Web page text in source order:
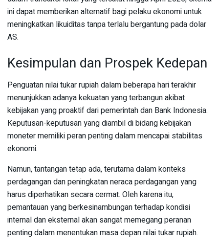
ini dapat memberikan alternatif bagi pelaku ekonomi untuk
meningkatkan likuiditas tanpa terlalu bergantung pada dolar
AS.
Kesimpulan dan Prospek Kedepan
Penguatan nilai tukar rupiah dalam beberapa hari terakhir
menunjukkan adanya kekuatan yang terbangun akibat
kebijakan yang proaktif dari pemerintah dan Bank Indonesia.
Keputusan-keputusan yang diambil di bidang kebijakan
moneter memiliki peran penting dalam mencapai stabilitas
ekonomi.
Namun, tantangan tetap ada, terutama dalam konteks
perdagangan dan peningkatan neraca perdagangan yang
harus diperhatikan secara cermat. Oleh karena itu,
pemantauan yang berkesinambungan terhadap kondisi
internal dan eksternal akan sangat memegang peranan
penting dalam menentukan masa depan nilai tukar rupiah.